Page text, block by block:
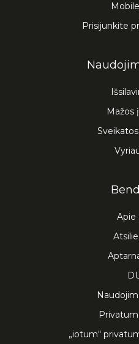
Prisijunkite
Mažos
Apie
„iotum“